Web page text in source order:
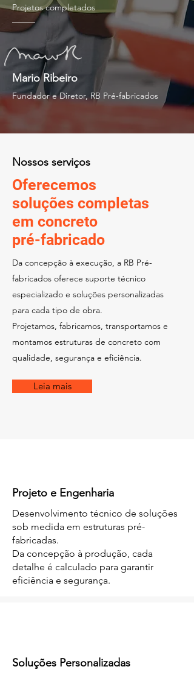
Projetos completados
Mario Ribeiro
Fundador e Diretor, RB Pré-fabricados
Nossos serviços
Oferecemos
soluções completas
em concreto
pré-fabricado
Da concepção à execução, a RB Pré-
fabricados oferece suporte técnico
especializado e soluções personalizadas
para cada tipo de obra.
Projetamos, fabricamos, transportamos e
montamos estruturas de concreto com
qualidade, segurança e eficiência.
Leia mais
Projeto e Engenharia
Desenvolvimento técnico de soluções
sob medida em estruturas pré-
fabricadas.
Da concepção à produção, cada
detalhe é calculado para garantir
eficiência e segurança.
Soluções Personalizadas